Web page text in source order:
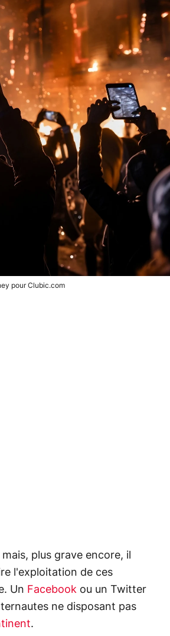
pour Clubic.com
plus grave encore, il
l'exploitation de ces
Un Facebook ou un Twitter
ne disposant pas
.